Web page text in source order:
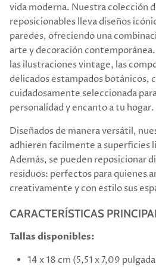
vida moderna. Nuestra colección
reposicionables lleva diseños
paredes, ofreciendo una
arte y decoración
las ilustraciones vintage, las
delicados estampados botánicos,
cuidadosamente seleccionada
personalidad y encanto a tu hogar.
Diseñados de manera versátil,
adhieren facilmente a superficies
Además, se pueden reposicionar
residuos: perfectos para quienes
creativamente y con estilo sus
CARACTERÍSTICAS
Tallas disponibles:
14 x 18 cm (5,51 x 7,09